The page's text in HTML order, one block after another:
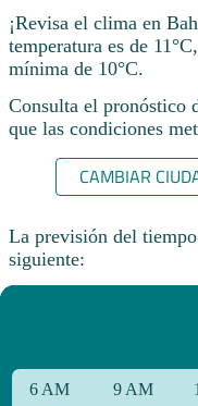
¡Revisa el clima en
temperatura es de
mínima de 10°C.​
Consulta el pronóstico
que las condiciones
CAMBIAR
La previsión del
siguiente:
6 AM 9 AM